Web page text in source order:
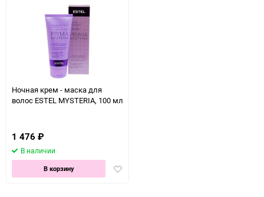
Ночная крем - маска для
волос ESTEL MYSTERIA, 100 мл
1 476 ₽
В наличии
Добавить
В корзину